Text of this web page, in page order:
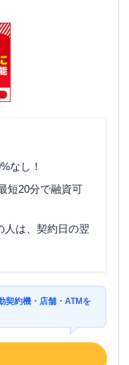
なし！
短20分で融資可
人は、契約日の翌
契約機・店舗・ATMを